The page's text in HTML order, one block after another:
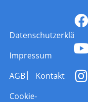
Datenschutzerklärung
Impressum
AGB
Kontakt
Cookie-